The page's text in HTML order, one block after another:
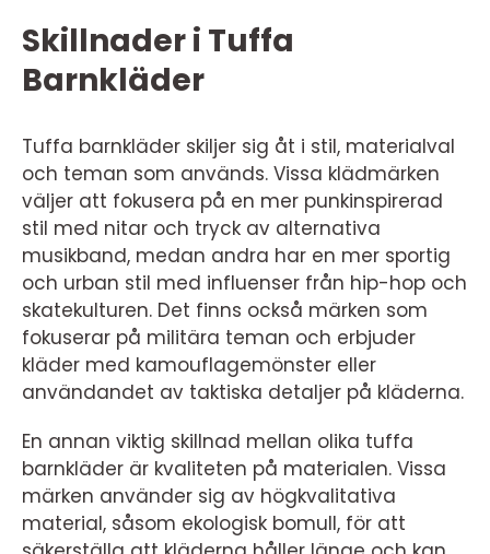
Skillnader i Tuffa
Barnkläder
Tuffa barnkläder skiljer sig åt i stil, materialval
och teman som används. Vissa klädmärken
väljer att fokusera på en mer punkinspirerad
stil med nitar och tryck av alternativa
musikband, medan andra har en mer sportig
och urban stil med influenser från hip-hop och
skatekulturen. Det finns också märken som
fokuserar på militära teman och erbjuder
kläder med kamouflagemönster eller
användandet av taktiska detaljer på kläderna.
En annan viktig skillnad mellan olika tuffa
barnkläder är kvaliteten på materialen. Vissa
märken använder sig av högkvalitativa
material, såsom ekologisk bomull, för att